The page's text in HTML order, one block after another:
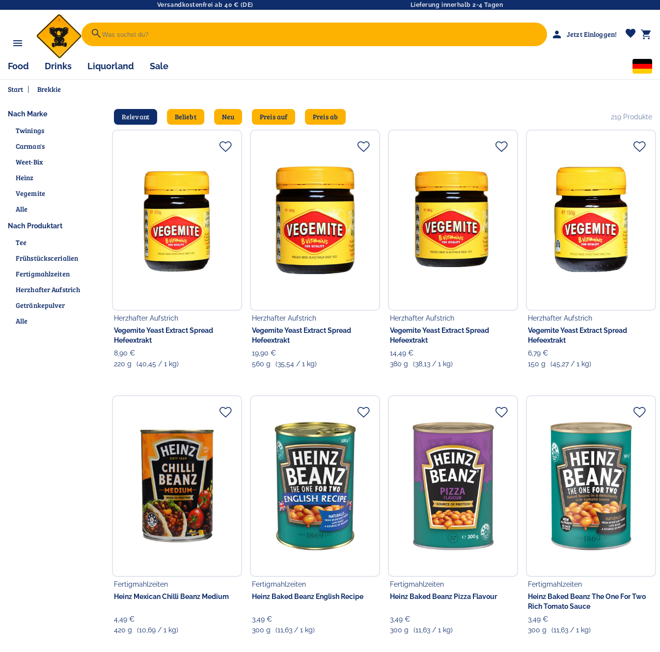
Versandkostenfrei ab 40 € (DE) Lieferung innerhalb 2-4 Tagen
search person Jetzt Einloggen! favorite shopping_cart
Food Drinks Liquorland Sale
Start | Brekkie
Nach Marke
Twinings
Carman's
Weet-Bix
Heinz
Vegemite
Alle
Nach Produktart
Tee
Frühstückscerialien
Fertigmahlzeiten
Herzhafter Aufstrich
Getränkepulver
Alle
Relevant Beliebt Neu Preis auf Preis ab 219 Produkte
Herzhafter Aufstrich
Vegemite Yeast Extract Spread
Hefeextrakt
8,90 €
220 g
(40,45 / 1 kg)
Herzhafter Aufstrich
Vegemite Yeast Extract Spread
Hefeextrakt
19,90 €
560 g
(35,54 / 1 kg)
Herzhafter Aufstrich
Vegemite Yeast Extract Spread
Hefeextrakt
14,49 €
380 g
(38,13 / 1 kg)
Herzhafter Aufstrich
Vegemite Yeast Extract Spread
Hefeextrakt
6,79 €
150 g
(45,27 / 1 kg)
Fertigmahlzeiten
Heinz Mexican Chilli Beanz Medium
4,49 €
420 g
(10,69 / 1 kg)
Fertigmahlzeiten
Heinz Baked Beanz English Recipe
3,49 €
300 g
(11,63 / 1 kg)
Fertigmahlzeiten
Heinz Baked Beanz Pizza Flavour
3,49 €
300 g
(11,63 / 1 kg)
Fertigmahlzeiten
Heinz Baked Beanz The One For Two
Rich Tomato Sauce
3,49 €
300 g
(11,63 / 1 kg)